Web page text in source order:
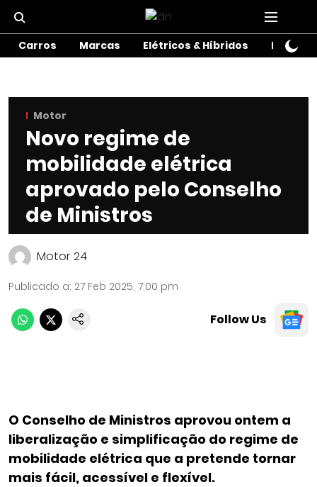
Carros Marcas Elétricos & Híbridos Motos
Motor
Novo regime de
mobilidade elétrica
aprovado pelo Conselho
de Ministros
Motor 24
Publicado a: 27 Feb 2025, 7:00 pm
Follow Us
O Conselho de Ministros aprovou ontem a
liberalização e simplificação do regime de
mobilidade elétrica que a pretende tornar
mais fácil, acessível e flexível.